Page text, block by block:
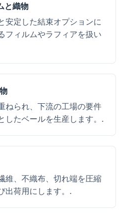
と織物
安定した結束オプションに
フィルムやラフィアを扱い
ねられ、下流の工場の要件
したベールを生産します。.
維、不織布、切れ端を圧縮
出荷用にします。.